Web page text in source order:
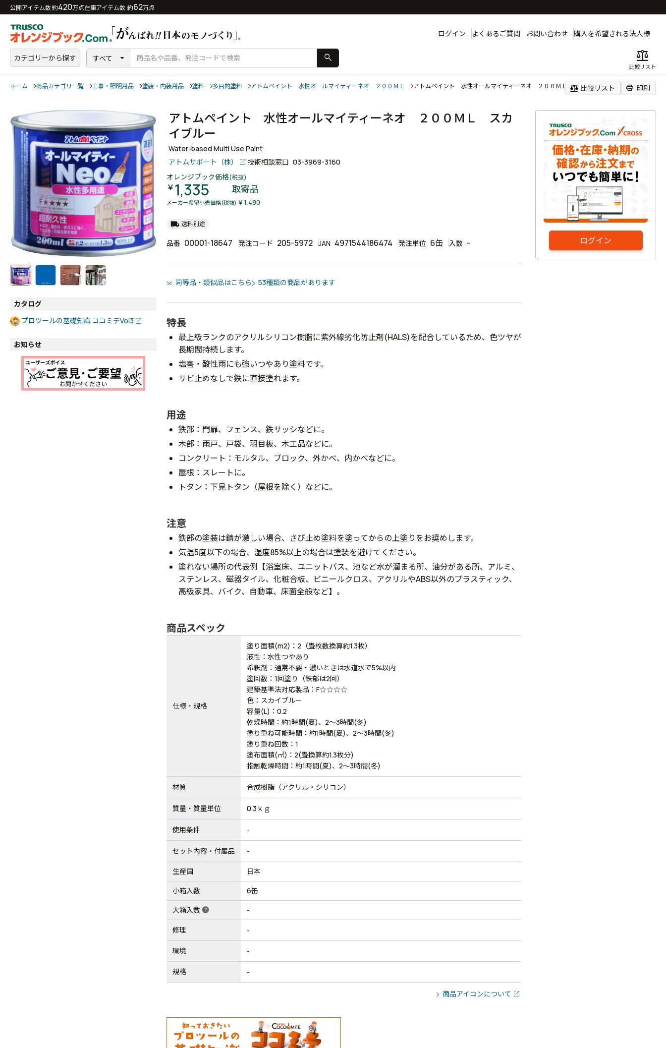
公開アイテム数 約420万点在庫アイテム数 約62万点
ログイン よくあるご質問 お問い合わせ 購入を希望される法人様
カテゴリーから探す すべて search balance
比較リスト
ホーム 商品カテゴリ一覧 工事・照明用品 塗装・内装用品 塗料 多目的塗料 アトムペイント 水性オールマイティーネオ ２００ＭＬ アトムペイント 水性オールマイティーネオ ２００ＭＬ スカイブルー
balance 比較リスト print 印刷
ログイン
カタログ
プロツールの基礎知識 ココミテVol3
お知らせ
アトムペイント 水性オールマイティーネオ ２００ＭＬ スカ
イブルー
Water-based Multi Use Paint
アトムサポート（株）
技術相談窓口 03-3969-3160
オレンジブック価格(税抜)
￥ 1,335 取寄品
メーカー希望小売価格(税抜) ￥1,480
local_shipping 送料別途
品番 00001-18647 発注コード 205-5972 JAN 4971544186474 発注単位 6缶 入数 -
同等品・類似品はこちら 53種類の商品があります
特長
最上級ランクのアクリルシリコン樹脂に紫外線劣化防止剤(HALS)を配合しているため、色ツヤが
長期間持続します。
塩害・酸性雨にも強いつやあり塗料です。
サビ止めなしで鉄に直接塗れます。
用途
鉄部：門扉、フェンス、鉄サッシなどに。
木部：雨戸、戸袋、羽目板、木工品などに。
コンクリート：モルタル、ブロック、外かべ、内かべなどに。
屋根：スレートに。
トタン：下見トタン（屋根を除く）などに。
注意
鉄部の塗装は錆が激しい場合、さび止め塗料を塗ってからの上塗りをお奨めします。
気温5度以下の場合、湿度85%以上の場合は塗装を避けてください。
塗れない場所の代表例【浴室床、ユニットバス、池など水が溜まる所、油分がある所、アルミ、
ステンレス、磁器タイル、化粧合板、ビニールクロス、アクリルやABS以外のプラスティック、
高級家具、バイク、自動車、床面全般など】。
商品スペック
仕様・規格
塗り面積(m2)：2（畳枚数換算約1.3枚）
液性：水性つやあり
希釈剤：通常不要・濃いときは水道水で5%以内
塗回数：1回塗り（鉄部は2回）
建築基準法対応製品：F☆☆☆☆
色：スカイブルー
容量(L)：0.2
乾燥時間：約1時間(夏)、2～3時間(冬)
塗り重ね可能時間：約1時間(夏)、2～3時間(冬)
塗り重ね回数：1
塗布面積(㎡)：2(畳換算約1.3枚分)
指触乾燥時間：約1時間(夏)、2～3時間(冬)
材質 合成樹脂（アクリル・シリコン）
質量・質量単位 0.3ｋｇ
使用条件 -
セット内容・付属品 -
生産国 日本
小箱入数 6缶
大箱入数 help -
修理 -
環境 -
規格 -
商品アイコンについて